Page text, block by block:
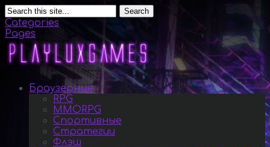
Search
Categories
Pages
Браузерные
RPG
MMORPG
Спортивные
Стратегии
Флэш